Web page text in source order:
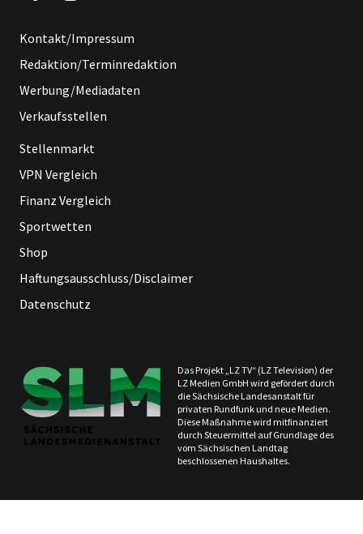
Kontakt/Impressum
Redaktion/Terminredaktion
Werbung/Mediadaten
Verkaufsstellen
Stellenmarkt
VPN Vergleich
Finanz Vergleich
Sportwetten
Shop
Haftungsausschluss/Disclaimer
Datenschutz
Das Projekt „LZ TV“ (LZ Television) der
LZ Medien GmbH wird gefördert durch
die Sächsische Landesanstalt für
privaten Rundfunk und neue Medien.
Diese Maßnahme wird mitfinanziert
durch Steuermittel auf Grundlage des
vom Sächsischen Landtag
beschlossenen Haushaltes.